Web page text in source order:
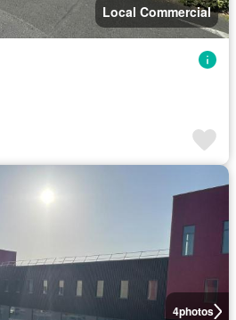
Local Commercial
4photos